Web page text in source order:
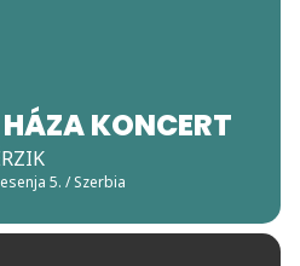
KONCERT
5. / Szerbia